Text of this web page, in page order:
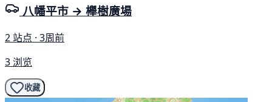
八幡平市 → 櫸樹廣場
2 站点 · 3周前
3 浏览
收藏